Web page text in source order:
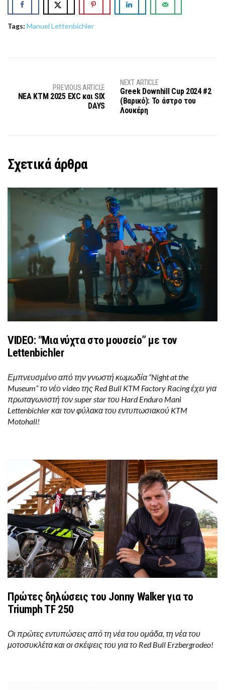
Tags: Manuel Lettenbichler
PREVIOUS ARTICLE
NEA KTM 2025 EXC και SIX
DAYS
NEXT ARTICLE
Greek Downhill Cup 2024 #2
(Βαρικό): To άστρο του
Λουκέρη
Σχετικά άρθρα
VIDEO: “Μια νύχτα στο μουσείο” με τον
Lettenbichler
Εμπνευσμένο από την γνωστή κωμωδία “Night at the
Museum” το νέο video της Red Bull KTM Factory Racing έχει για
πρωταγωνιστή τον super star του Hard Enduro Mani
Lettenbichler και τον φύλακα του εντυπωσιακού KTM
Motohall!
Πρώτες δηλώσεις του Jonny Walker για το
Triumph TF 250
Οι πρώτες εντυπώσεις από τη νέα του ομάδα, τη νέα του
μοτοσυκλέτα και οι σκέψεις του για το Red Bull Erzbergrodeo!